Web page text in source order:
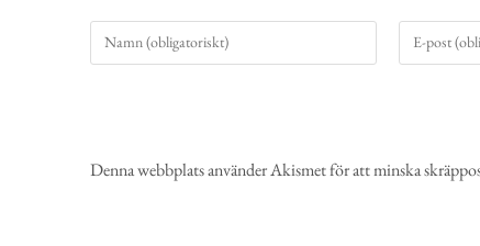
Denna webbplats använder Akismet för att minska